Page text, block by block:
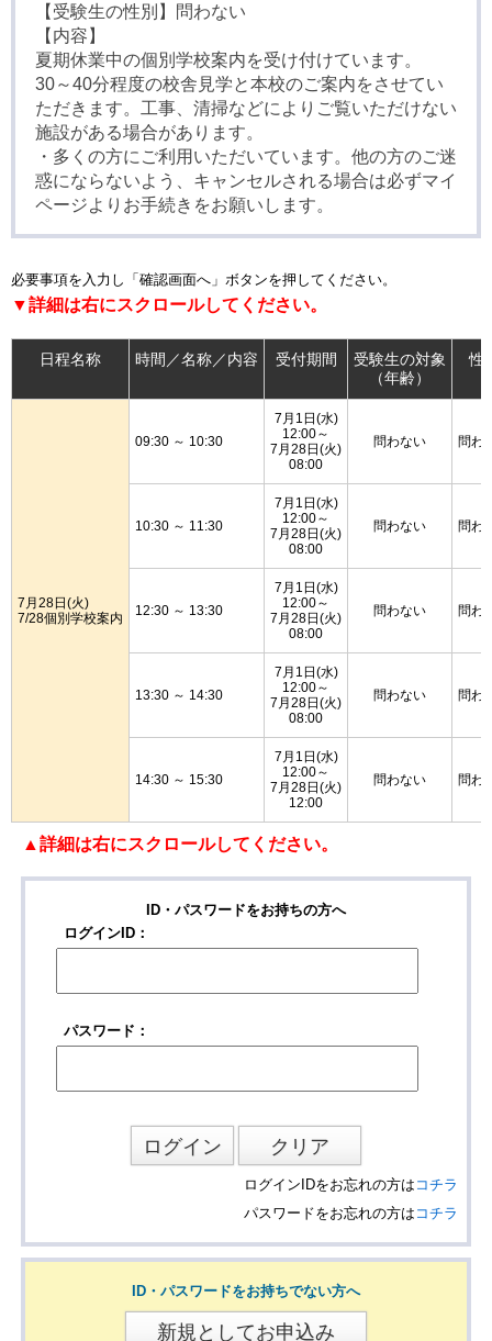
【受験生の性別】問わない
【内容】
夏期休業中の個別学校案内を受け付けています。
30～40分程度の校舎見学と本校のご案内をさせてい
ただきます。工事、清掃などによりご覧いただけない
施設がある場合があります。
・多くの方にご利用いただいています。他の方のご迷
惑にならないよう、キャンセルされる場合は必ずマイ
ページよりお手続きをお願いします。
必要事項を入力し「確認画面へ」ボタンを押してください。
▼詳細は右にスクロールしてください。
日程名称 時間／名称／内容 受付期間
受験生の対象
（年齢）
性
7月28日(火)
7/28個別学校案内
09:30 ～ 10:30
7月1日(水)
12:00～
7月28日(火)
08:00
問わない 問わ
10:30 ～ 11:30
7月1日(水)
12:00～
7月28日(火)
08:00
問わない 問わ
12:30 ～ 13:30
7月1日(水)
12:00～
7月28日(火)
08:00
問わない 問わ
13:30 ～ 14:30
7月1日(水)
12:00～
7月28日(火)
08:00
問わない 問わ
14:30 ～ 15:30
7月1日(水)
12:00～
7月28日(火)
12:00
問わない 問わ
▲詳細は右にスクロールしてください。
ID・パスワードをお持ちの方へ
ログインID：
パスワード：
ログインIDをお忘れの方は コチラ
パスワードをお忘れの方は コチラ
ID・パスワードをお持ちでない方へ